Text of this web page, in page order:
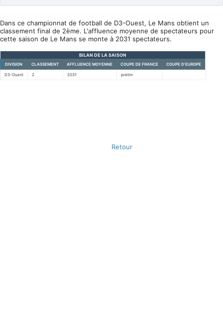
Dans ce championnat de football de D3-Ouest, Le Mans obtient un
classement final de 2ème. L'affluence moyenne de spectateurs pour
cette saison de Le Mans se monte à 2031 spectateurs.
BILAN DE LA SAISON
DIVISION CLASSEMENT AFFLUENCE MOYENNE COUPE DE FRANCE COUPE D'EUROPE
D3-Ouest 2 2031 prelim
Retour